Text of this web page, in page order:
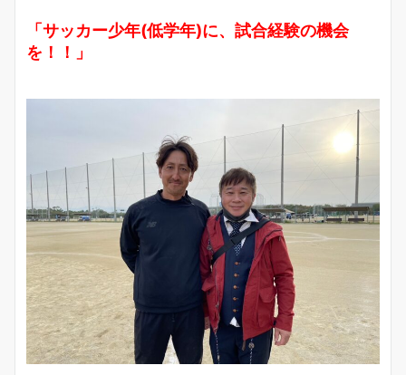
「サッカー少年(低学年)に、試合経験の機会
を！！」